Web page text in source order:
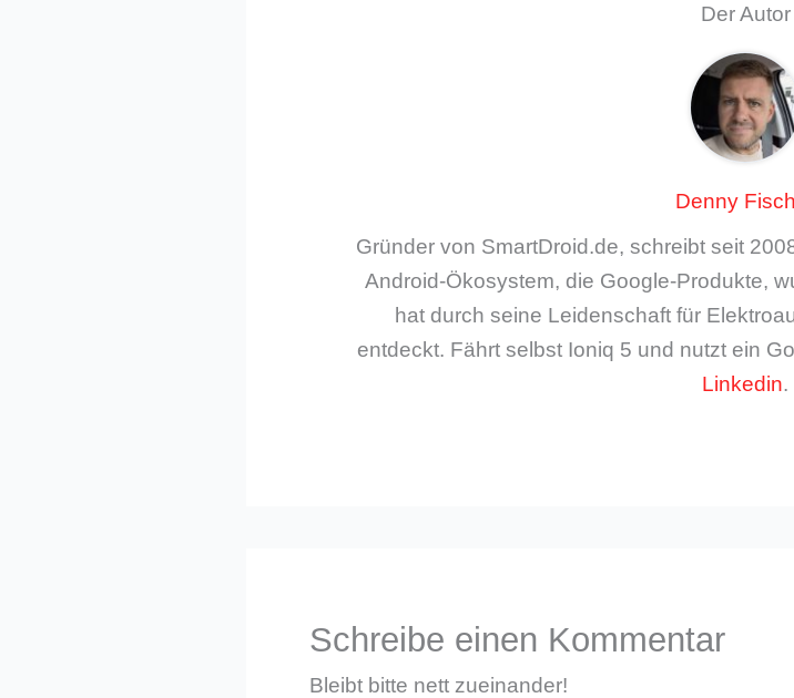
Der Autor
Denny
Gründer von SmartDroid.de, schreibt seit
Android-Ökosystem, die Google-Produkte,
hat durch seine Leidenschaft für
entdeckt. Fährt selbst Ioniq 5 und nutzt ein
Linkedin.
Schreibe einen Kommentar
Bleibt bitte nett zueinander!